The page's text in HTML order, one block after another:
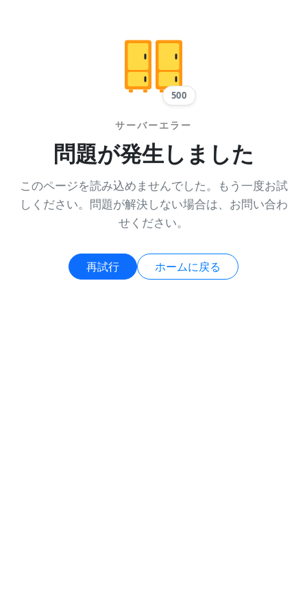
500
サーバーエラー
問題が発生しました
このページを読み込めませんでした。もう一度お試
しください。問題が解決しない場合は、お問い合わ
せください。
再試行 ホームに戻る